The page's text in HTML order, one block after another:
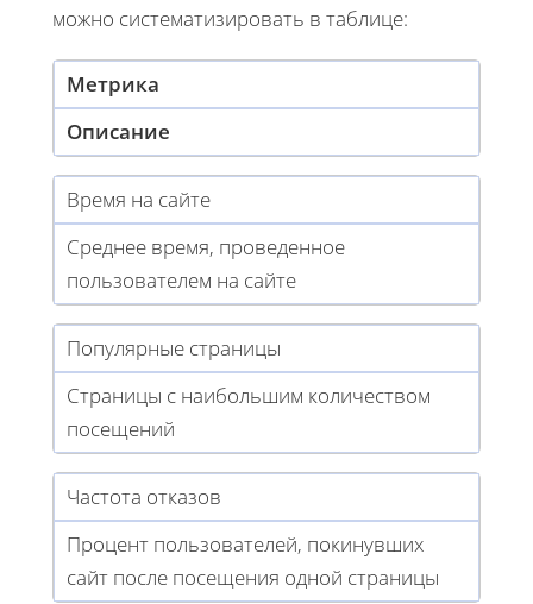
можно систематизировать в таблице:
Метрика
Описание
Время на сайте
Среднее время, проведенное
пользователем на сайте
Популярные страницы
Страницы с наибольшим количеством
посещений
Частота отказов
Процент пользователей, покинувших
сайт после посещения одной страницы